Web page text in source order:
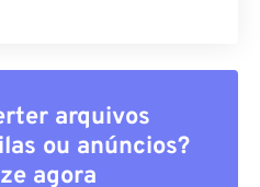
arquivos
ou anúncios?
agora